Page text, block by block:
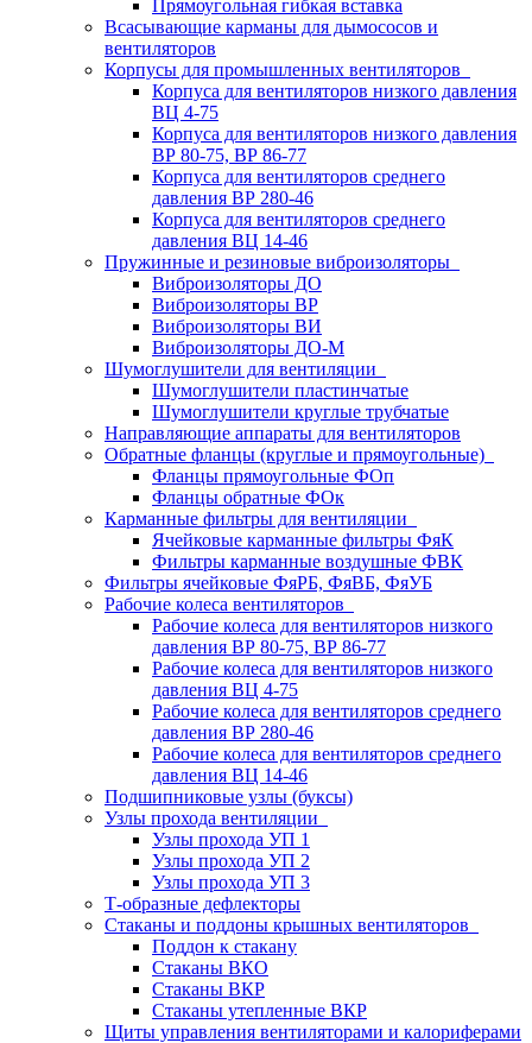
Прямоугольная гибкая вставка
Всасывающие карманы для дымососов и
вентиляторов
Корпусы для промышленных вентиляторов
Корпуса для вентиляторов низкого давления
ВЦ 4-75
Корпуса для вентиляторов низкого давления
ВР 80-75, ВР 86-77
Корпуса для вентиляторов среднего
давления ВР 280-46
Корпуса для вентиляторов среднего
давления ВЦ 14-46
Пружинные и резиновые виброизоляторы
Виброизоляторы ДО
Виброизоляторы ВР
Виброизоляторы ВИ
Виброизоляторы ДО-М
Шумоглушители для вентиляции
Шумоглушители пластинчатые
Шумоглушители круглые трубчатые
Направляющие аппараты для вентиляторов
Обратные фланцы (круглые и прямоугольные)
Фланцы прямоугольные ФОп
Фланцы обратные ФОк
Карманные фильтры для вентиляции
Ячейковые карманные фильтры ФяК
Фильтры карманные воздушные ФВК
Фильтры ячейковые ФяРБ, ФяВБ, ФяУБ
Рабочие колеса вентиляторов
Рабочие колеса для вентиляторов низкого
давления ВР 80-75, ВР 86-77
Рабочие колеса для вентиляторов низкого
давления ВЦ 4-75
Рабочие колеса для вентиляторов среднего
давления ВР 280-46
Рабочие колеса для вентиляторов среднего
давления ВЦ 14-46
Подшипниковые узлы (буксы)
Узлы прохода вентиляции
Узлы прохода УП 1
Узлы прохода УП 2
Узлы прохода УП 3
Т-образные дефлекторы
Стаканы и поддоны крышных вентиляторов
Поддон к стакану
Стаканы ВКО
Стаканы ВКР
Стаканы утепленные ВКР
Щиты управления вентиляторами и калориферами